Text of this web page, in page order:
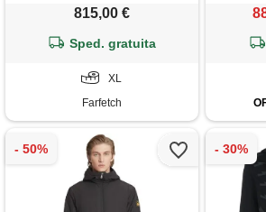
815,00 €
Sped. gratuita
XL
Farfetch